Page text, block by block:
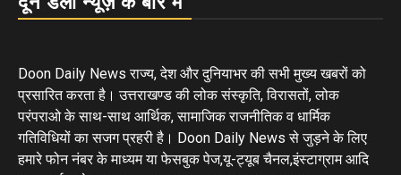
Doon Daily News राज्य, देश और दुनियाभर की सभी मुख्य खबरों को
प्रसारित करता है। उत्तराखण्ड की लोक संस्कृति, विरासतों, लोक
परंपराओ के साथ-साथ आर्थिक, सामाजिक राजनीतिक व धार्मिक
गतिविधियों का सजग प्रहरी है। Doon Daily News से जुड़ने के लिए
हमारे फोन नंबर के माध्यम या फेसबुक पेज,यू-ट्यूब चैनल,इंस्टाग्राम आदि